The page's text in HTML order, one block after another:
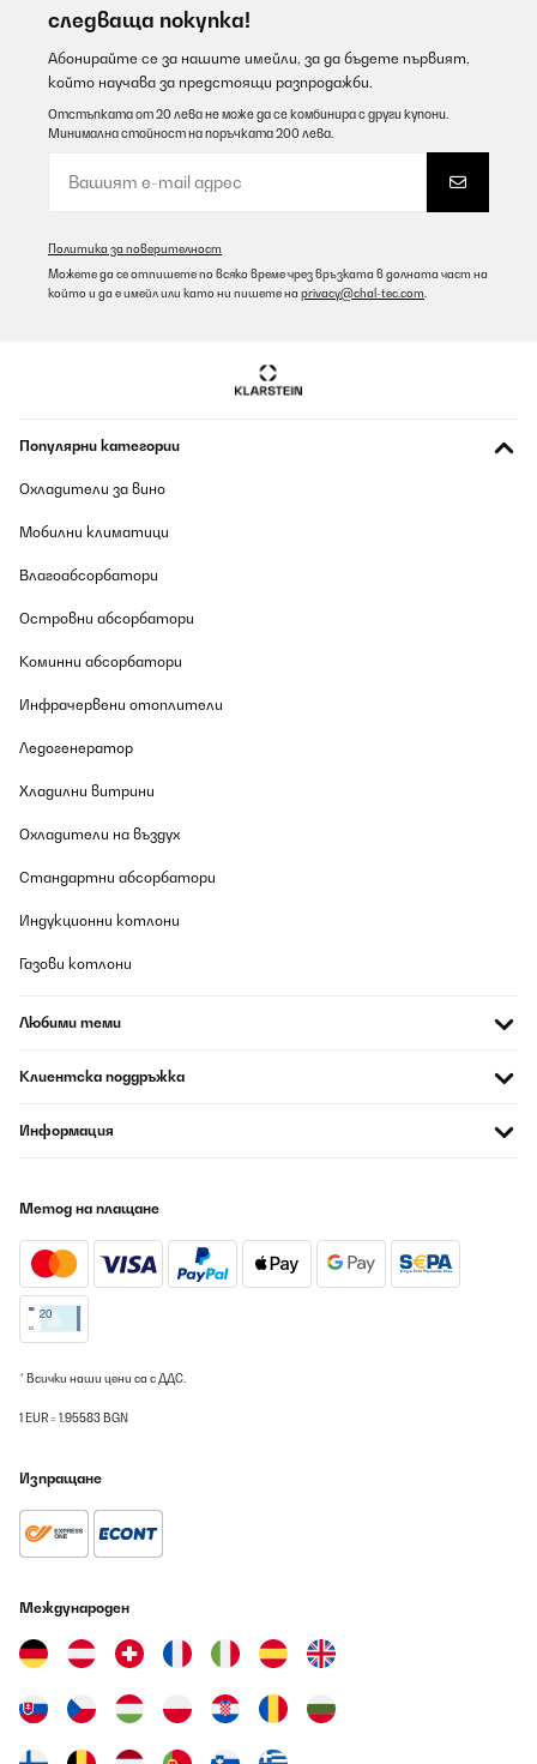
следваща покупка!
Абонирайте се за нашите имейли, за да бъдете първият,
който научава за предстоящи разпродажби.
Отстъпката от 20 лева не може да се комбинира с други купони.
Минимална стойност на поръчката 200 лева.
Политика за поверителност
Можете да се отпишете по всяко време чрез връзката в долната част на
който и да е имейл или като ни пишете на privacy@chal-tec.com
Популярни категории
Охладители за вино
Мобилни климатици
Влагоабсорбатори
Островни абсорбатори
Коминни абсорбатори
Инфрачервени отоплители
Ледогенератор
Хладилни витрини
Охладители на въздух
Стандартни абсорбатори
Индукционни котлони
Газови котлони
Любими теми
Клиентска поддръжка
Информация
Метод на плащане
* Всички наши цени са с ДДС.
1 EUR = 1.95583 BGN
Изпращане
Международен